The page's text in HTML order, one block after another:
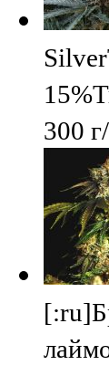
300